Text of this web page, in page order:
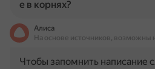
е в корнях?
Алиса
На основе источников, возможны
Чтобы запомнить написание